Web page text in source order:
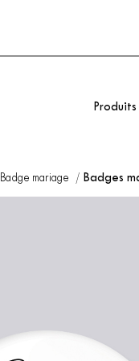
Produits
Badge mariage Badges